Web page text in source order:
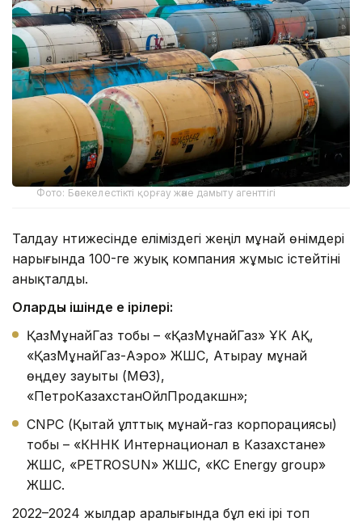
Фото: Бәсекелестікті қорғау және дамыту агенттігі
Талдау нәтижесінде еліміздегі жеңіл мұнай өнімдері
нарығында 100-ге жуық компания жұмыс істейтіні
анықталды.
Олардың ішінде ең ірілері:
ҚазМұнайГаз тобы – «ҚазМұнайГаз» ҰК АҚ,
«ҚазМұнайГаз-Аэро» ЖШС, Атырау мұнай
өңдеу зауыты (МӨЗ),
«ПетроКазахстанОйлПродакшн»;
CNPC (Қытай ұлттық мұнай-газ корпорациясы)
тобы – «КННК Интернационал в Казахстане»
ЖШС, «PETROSUN» ЖШС, «KC Energy group»
ЖШС.
2022–2024 жылдар аралығында бұл екі ірі топ